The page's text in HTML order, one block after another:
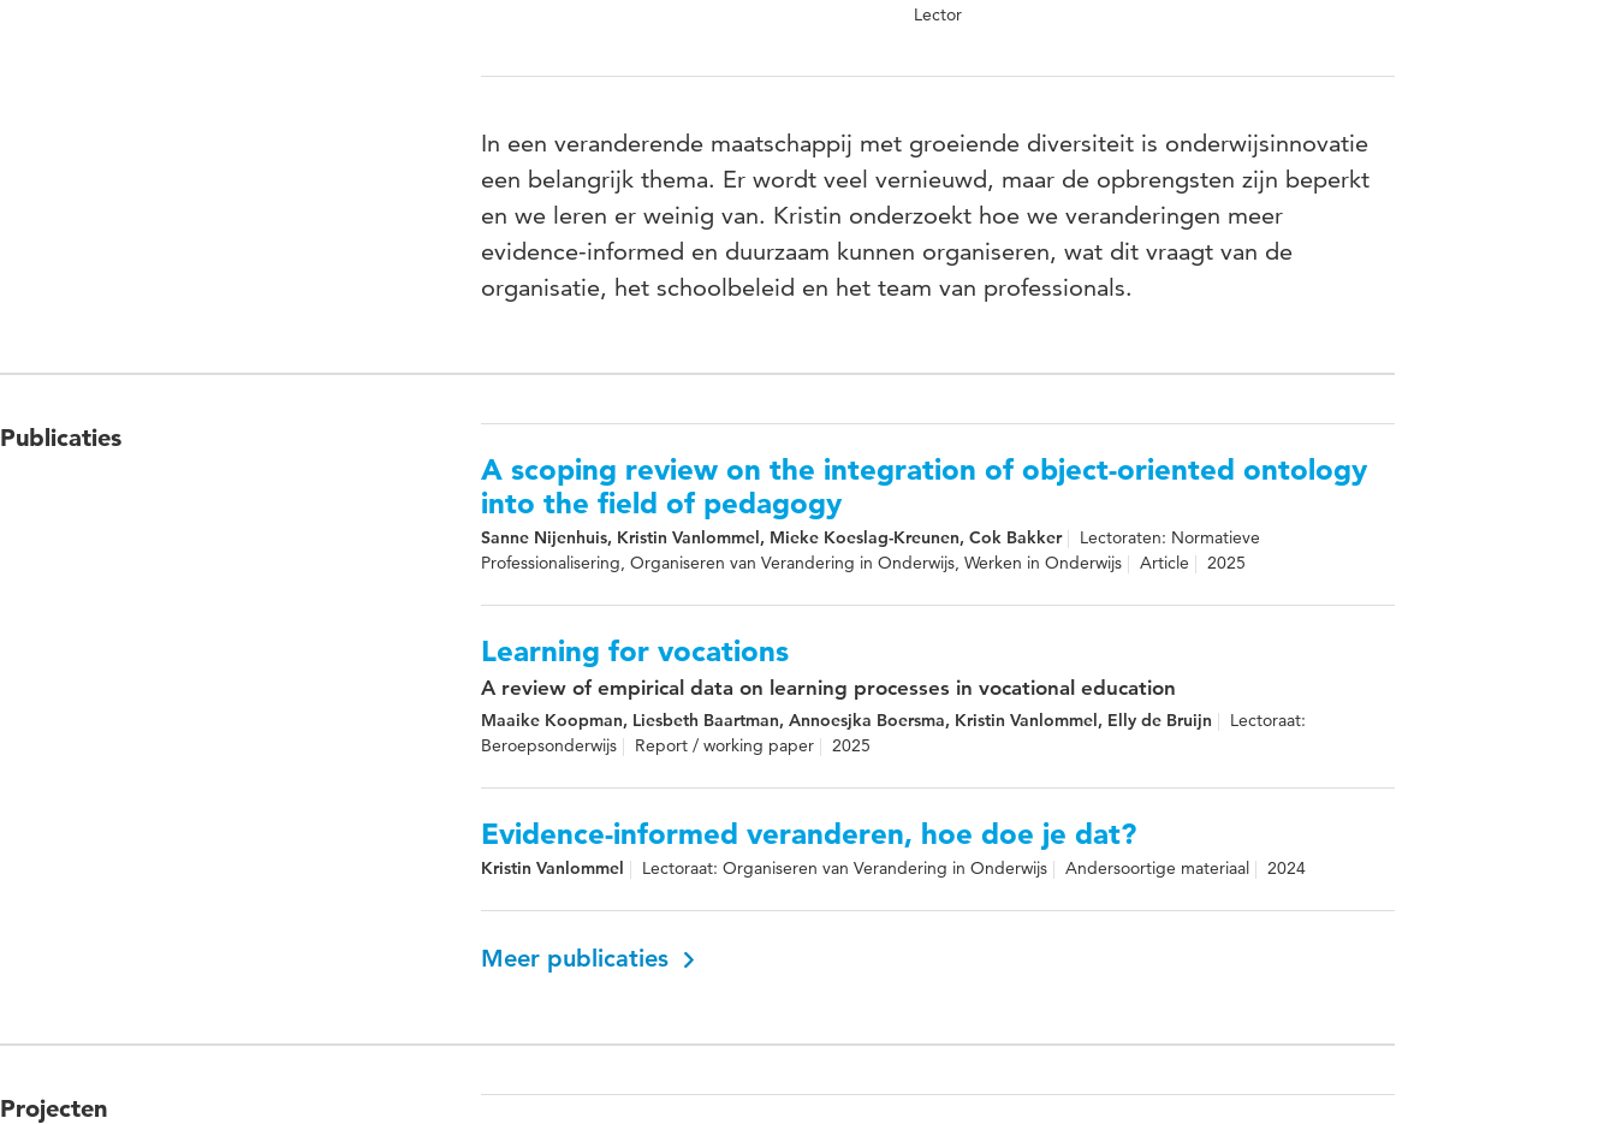
Lector
In een veranderende maatschappij met groeiende diversiteit is onderwijsinnovatie
een belangrijk thema. Er wordt veel vernieuwd, maar de opbrengsten zijn beperkt
en we leren er weinig van. Kristin onderzoekt hoe we veranderingen meer
evidence-informed en duurzaam kunnen organiseren, wat dit vraagt van de
organisatie, het schoolbeleid en het team van professionals.
Publicaties
A scoping review on the integration of object-oriented ontology
into the field of pedagogy
Sanne Nijenhuis, Kristin Vanlommel, Mieke Koeslag-Kreunen, Cok Bakker
Lectoraten: Normatieve
Professionalisering, Organiseren van Verandering in Onderwijs, Werken in Onderwijs
Article 2025
Learning for vocations
A review of empirical data on learning processes in vocational education
Maaike Koopman, Liesbeth Baartman, Annoesjka Boersma, Kristin Vanlommel, Elly de Bruijn
Lectoraat:
Beroepsonderwijs
Report / working paper 2025
Evidence-informed veranderen, hoe doe je dat?
Kristin Vanlommel Lectoraat: Organiseren van Verandering in Onderwijs Andersoortige materiaal 2024
Meer publicaties
Projecten